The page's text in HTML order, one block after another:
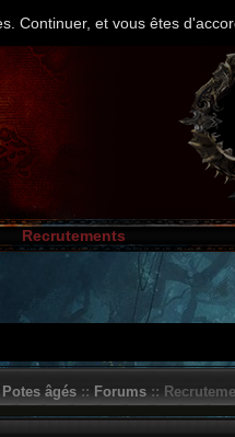
Recrutements
Potes âgés :: Forums ::
Continuer, et vous êtes